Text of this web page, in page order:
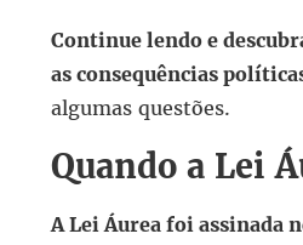
Continue lendo e
as consequências
algumas questões.
Quando a Lei
A Lei Áurea foi assinada